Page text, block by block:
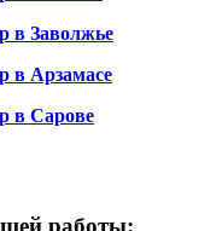
в Заволжье
в Арзамасе
в Сарове
работы: